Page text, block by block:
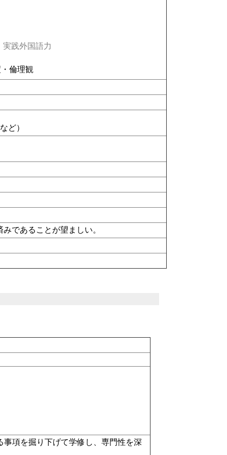
践外国語力
倫理観
など）
であることが望ましい。
項を掘り下げて学修し、専門性を深